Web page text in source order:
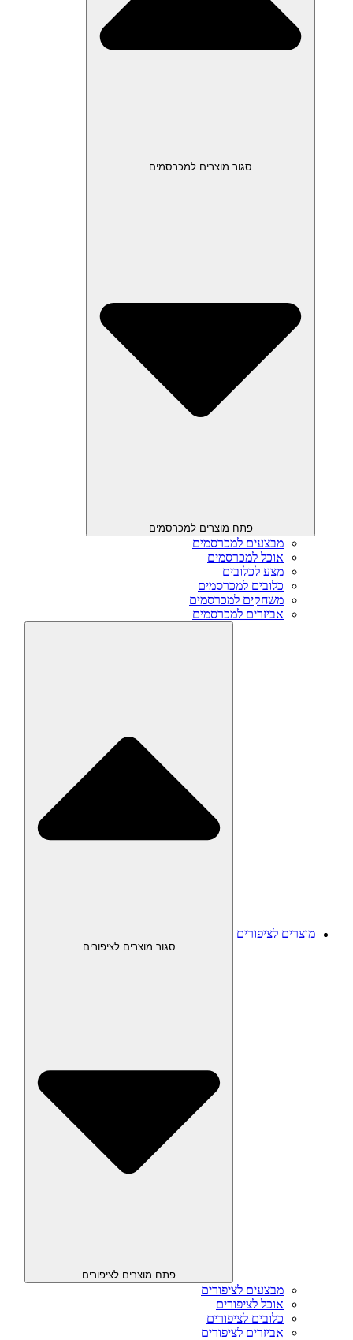
סגור מוצרים למכרסמים
פתח מוצרים למכרסמים
מבצעים למכרסמים
אוכל למכרסמים
מצע לכלובים
כלובים למכרסמים
משחקים למכרסמים
אביזרים למכרסמים
מוצרים לציפורים
סגור מוצרים לציפורים
פתח מוצרים לציפורים
מבצעים לציפורים
אוכל לציפורים
כלובים לציפורים
אביזרים לציפורים